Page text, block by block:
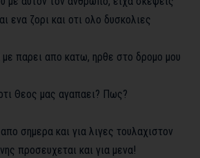
ενα ζορι και οτι ολο δυσκολιες
παρει απο κατω, ηρθε στο δρομο μου
Θεος μας αγαπαει? Πως?
σημερα και για λιγες τουλαχιστον
προσευχεται και για μενα!